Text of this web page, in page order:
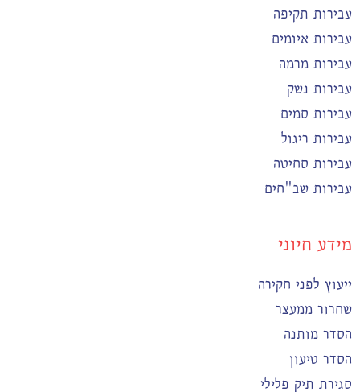
עבירות תקיפה
עבירות איומים
עבירות מרמה
עבירות נשק
עבירות סמים
עבירות ריגול
עבירות סחיטה
עבירות שב"חים
מידע חיוני
ייעוץ לפני חקירה
שחרור ממעצר
הסדר מותנה
הסדר טיעון
סגירת תיק פלילי